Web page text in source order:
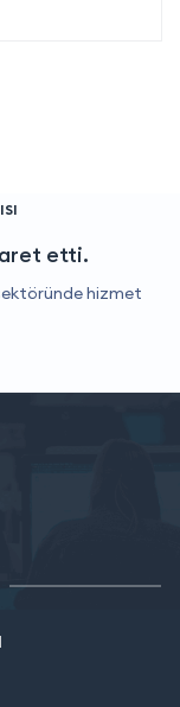
etti.
hizmet